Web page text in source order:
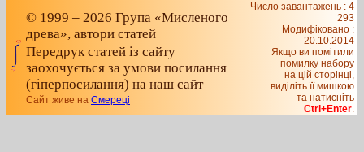
© 1999 – 2026 Група «Мисленого
древа», автори статей
Передрук статей із сайту
заохочується за умови посилання
(гіперпосилання) на наш сайт
Сайт живе на Смереці
Число завантажень : 4
293
Модифіковано :
20.10.2014
Якщо ви помітили
помилку набору
на цiй сторiнцi,
видiлiть її мишкою
та натисніть
Ctrl+Enter.